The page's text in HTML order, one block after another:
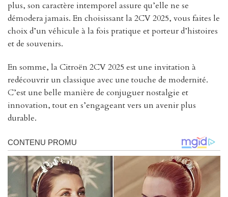
plus, son caractère intemporel assure qu’elle ne se
démodera jamais. En choisissant la 2CV 2025, vous faites le
choix d’un véhicule à la fois pratique et porteur d’histoires
et de souvenirs.
En somme, la Citroën 2CV 2025 est une invitation à
redécouvrir un classique avec une touche de modernité.
C’est une belle manière de conjuguer nostalgie et
innovation, tout en s’engageant vers un avenir plus
durable.